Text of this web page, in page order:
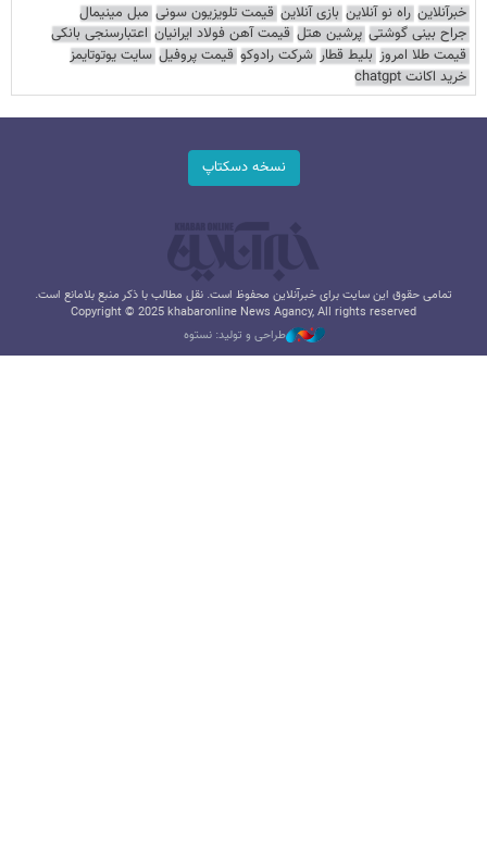
خبرآنلاین راه نو آنلاین بازی آنلاین قیمت تلویزیون سونی مبل مینیمال
جراح بینی گوشتی پرشین هتل قیمت آهن فولاد ایرانیان اعتبارسنجی بانکی
قیمت طلا امروز بلیط قطار شرکت رادوکو قیمت پروفیل سایت یوتوتایمز
خرید اکانت chatgpt
نسخه دسکتاپ
تمامی حقوق این سایت برای خبرآنلاین محفوظ است. نقل مطالب با ذکر منبع بلامانع است.
Copyright © 2025 khabaronline News Agancy, All rights reserved
طراحی و تولید: نستوه